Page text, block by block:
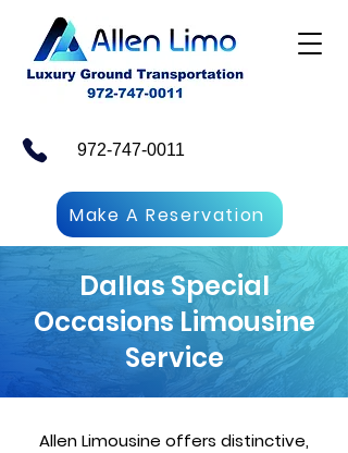
972-747-0011
Make A Reservation
Dallas Special
Occasions Limousine
Service
Allen Limousine offers distinctive,